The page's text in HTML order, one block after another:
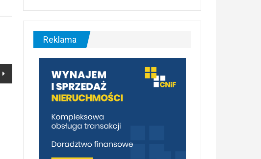
–
malownicza
[fotorelacja]
Reklama